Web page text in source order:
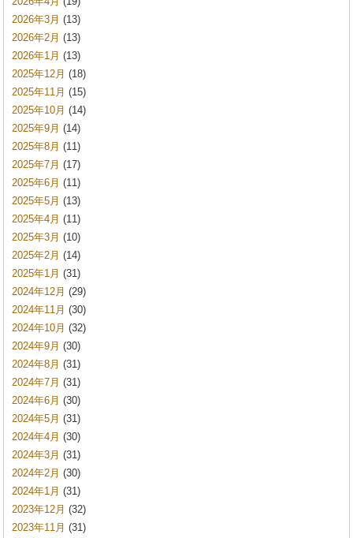
2026年3月 (13)
2026年2月 (13)
2026年1月 (13)
2025年12月 (18)
2025年11月 (15)
2025年10月 (14)
2025年9月 (14)
2025年8月 (11)
2025年7月 (17)
2025年6月 (11)
2025年5月 (13)
2025年4月 (11)
2025年3月 (10)
2025年2月 (14)
2025年1月 (31)
2024年12月 (29)
2024年11月 (30)
2024年10月 (32)
2024年9月 (30)
2024年8月 (31)
2024年7月 (31)
2024年6月 (30)
2024年5月 (31)
2024年4月 (30)
2024年3月 (31)
2024年2月 (30)
2024年1月 (31)
2023年12月 (32)
2023年11月 (31)